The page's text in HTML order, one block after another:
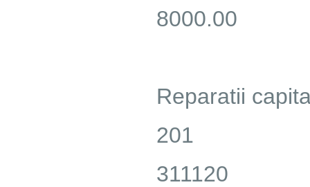
8000.00
Reparatii
201
311120